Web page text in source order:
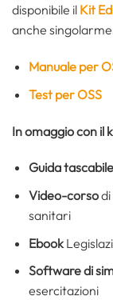
disponibile il Kit
anche
Manuale per
Test per OSS
In omaggio con il
Guida
Video-corso
sanitari
Ebook
Software di
esercitazioni